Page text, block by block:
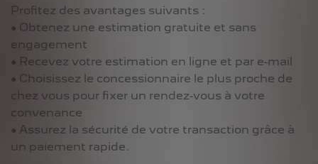
Profitez des avantages suivants :
● Obtenez une estimation gratuite et sans
engagement
● Recevez votre estimation en ligne et par e-mail
● Choisissez le concessionnaire le plus proche de
chez vous pour fixer un rendez-vous à votre
convenance
● Assurez la sécurité de votre transaction grâce à
un paiement rapide.